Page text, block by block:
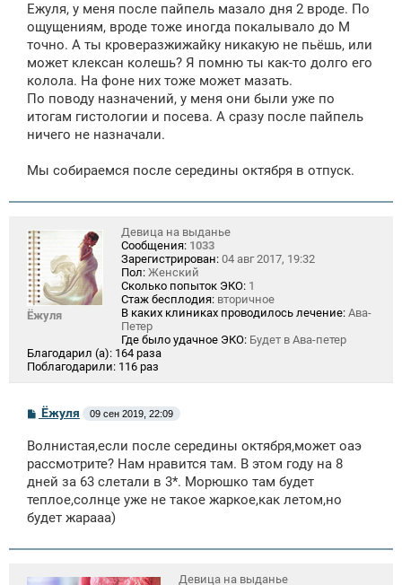
Ежуля, у меня после пайпель мазало дня 2 вроде. По
ощущениям, вроде тоже иногда покалывало до М
точно. А ты кроверазжижайку никакую не пьёшь, или
может клексан колешь? Я помню ты как-то долго его
колола. На фоне них тоже может мазать.
По поводу назначений, у меня они были уже по
итогам гистологии и посева. А сразу после пайпель
ничего не назначали.
Мы собираемся после середины октября в отпуск.
Ёжуля
Девица на выданье
Сообщения: 1033
Зарегистрирован: 04 авг 2017, 19:32
Пол: Женский
Сколько попыток ЭКО: 1
Стаж бесплодия: вторичное
В каких клиниках проводилось лечение: Ава-
Петер
Где было удачное ЭКО: Будет в Ава-петер
Благодарил (а): 164 раза
Поблагодарили: 116 раз
С
б
щ
н
и
Ёжуля 09 сен 2019, 22:09
Волнистая,если после середины октября,может оаэ
рассмотрите? Нам нравится там. В этом году на 8
дней за 63 слетали в 3*. Морюшко там будет
теплое,солнце уже не такое жаркое,как летом,но
будет жарааа)
Девица на выданье